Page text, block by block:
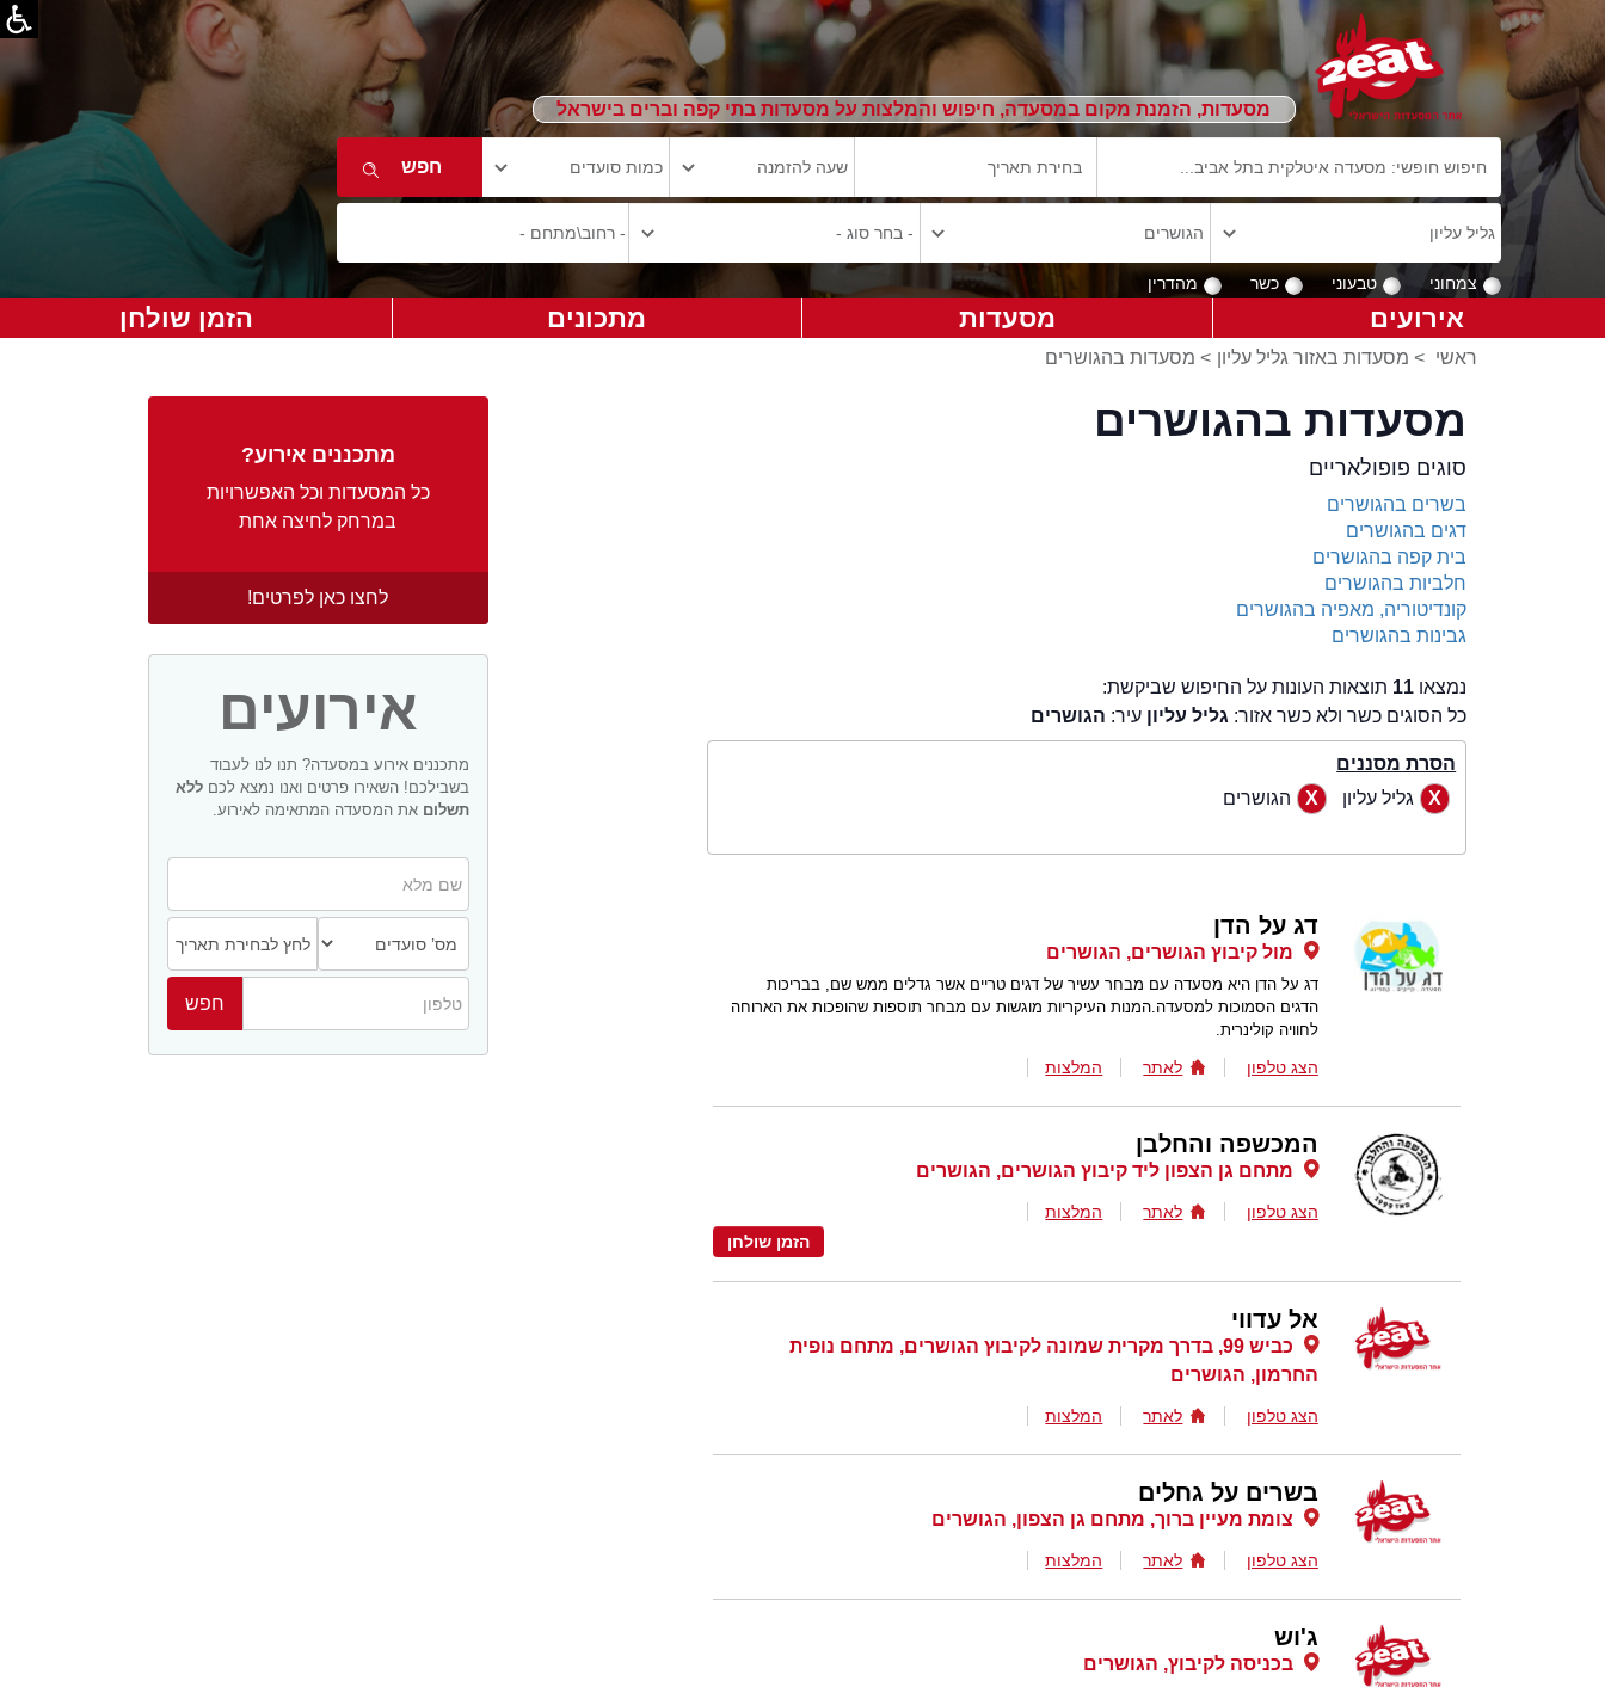
מסעדות, הזמנת מקום במסעדה, חיפוש והמלצות על מסעדות בתי קפה וברים בישראל
צמחוני טבעוני כשר מהדרין
אירועים מסעדות מתכונים הזמן שולחן
ראשי > מסעדות באזור גליל עליון > מסעדות בהגושרים
מתכננים אירוע?
כל המסעדות וכל האפשרויות
במרחק לחיצה אחת
לחצו כאן לפרטים!
אירועים
מתכננים אירוע במסעדה? תנו לנו לעבוד
בשבילכם! השאירו פרטים ואנו נמצא לכם ללא
תשלום את המסעדה המתאימה לאירוע.
מסעדות בהגושרים
סוגים פופולאריים
בשרים בהגושרים
דגים בהגושרים
בית קפה בהגושרים
חלביות בהגושרים
קונדיטוריה, מאפיה בהגושרים
גבינות בהגושרים
נמצאו 11 תוצאות העונות על החיפוש שביקשת:
כל הסוגים כשר ולא כשר אזור: גליל עליון עיר: הגושרים
הסרת מסננים
גליל עליון
הגושרים
דג על הדן
מול קיבוץ הגושרים, הגושרים
דג על הדן היא מסעדה עם מבחר עשיר של דגים טריים אשר גדלים ממש שם, בבריכות
הדגים הסמוכות למסעדה.המנות העיקריות מוגשות עם מבחר תוספות שהופכות את הארוחה
לחוויה קולינרית.
הצג טלפון לאתר המלצות
המכשפה והחלבן
מתחם גן הצפון ליד קיבוץ הגושרים, הגושרים
הצג טלפון לאתר
המלצות
הזמן שולחן
אל עדווי
כביש 99, בדרך מקרית שמונה לקיבוץ הגושרים, מתחם נופית
החרמון, הגושרים
הצג טלפון לאתר המלצות
בשרים על גחלים
צומת מעיין ברוך, מתחם גן הצפון, הגושרים
הצג טלפון לאתר המלצות
ג'וש
בכניסה לקיבוץ, הגושרים